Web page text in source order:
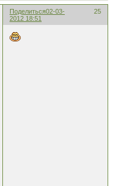
Поделиться 25
02-03-
2012 18:51